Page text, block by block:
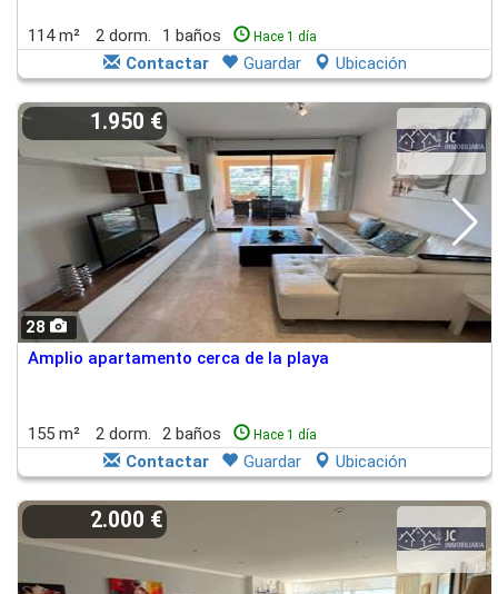
114 m² 2 dorm. 1 baños Hace 1 día
Contactar Guardar Ubicación
28
1.950 €
Amplio apartamento cerca de la playa
155 m² 2 dorm. 2 baños Hace 1 día
Contactar Guardar Ubicación
2.000 €